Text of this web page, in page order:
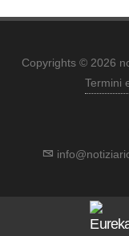
Copyrights © 2026
Termini